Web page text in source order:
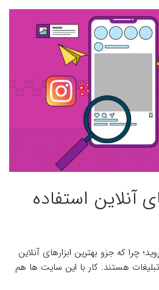
آنلاین استفاده
چرا که جزو بهترین ابزارهای آنلاین
هستند. کار با این سایت ‌ها هم